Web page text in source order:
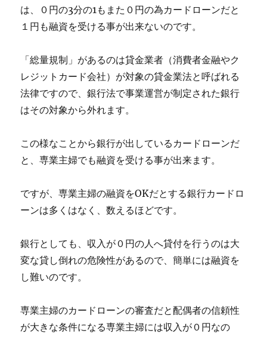
は、０円の3分の1もまた０円の為カードローンだと
１円も融資を受ける事が出来ないのです。
「総量規制」があるのは貸金業者（消費者金融やク
レジットカード会社）が対象の貸金業法と呼ばれる
法律ですので、銀行法で事業運営が制定された銀行
はその対象から外れます。
この様なことから銀行が出しているカードローンだ
と、専業主婦でも融資を受ける事が出来ます。
ですが、専業主婦の融資をOKだとする銀行カードロ
ーンは多くはなく、数えるほどです。
銀行としても、収入が０円の人へ貸付を行うのは大
変な貸し倒れの危険性があるので、簡単には融資を
し難いのです。
専業主婦のカードローンの審査だと配偶者の信頼性
が大きな条件になる専業主婦には収入が０円なの